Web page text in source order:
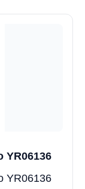
YR06136
YR06136